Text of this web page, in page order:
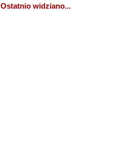
Ostatnio widziano...